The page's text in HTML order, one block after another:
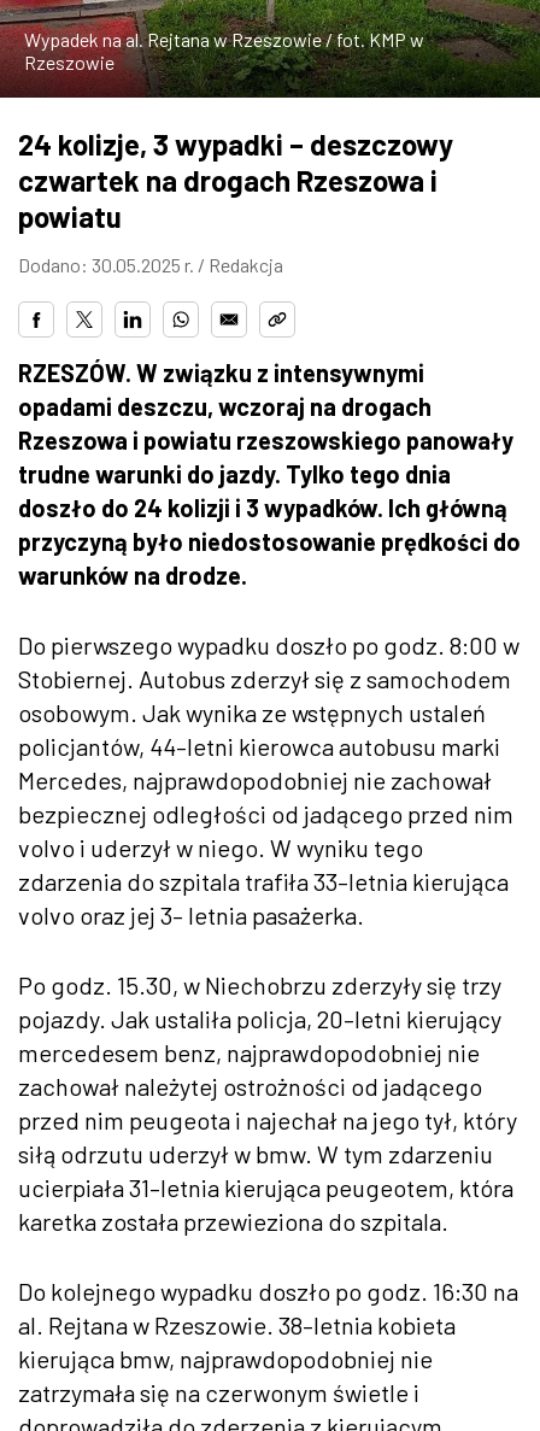
ZDJĘCIA
W RZESZOWIE
Wypadek na al. Rejtana w Rzeszowie / fot. KMP w
Rzeszowie
24 kolizje, 3 wypadki – deszczowy
czwartek na drogach Rzeszowa i
powiatu
Dodano: 30.05.2025 r. / Redakcja
RZESZÓW. W związku z intensywnymi
opadami deszczu, wczoraj na drogach
Rzeszowa i powiatu rzeszowskiego panowały
trudne warunki do jazdy. Tylko tego dnia
doszło do 24 kolizji i 3 wypadków. Ich główną
przyczyną było niedostosowanie prędkości do
warunków na drodze.
Do pierwszego wypadku doszło po godz. 8:00 w
Stobiernej. Autobus zderzył się z samochodem
osobowym. Jak wynika ze wstępnych ustaleń
policjantów, 44–letni kierowca autobusu marki
Mercedes, najprawdopodobniej nie zachował
bezpiecznej odległości od jadącego przed nim
volvo i uderzył w niego. W wyniku tego
zdarzenia do szpitala trafiła 33–letnia kierująca
volvo oraz jej 3– letnia pasażerka.
Po godz. 15.30, w Niechobrzu zderzyły się trzy
pojazdy. Jak ustaliła policja, 20–letni kierujący
mercedesem benz, najprawdopodobniej nie
zachował należytej ostrożności od jadącego
przed nim peugeota i najechał na jego tył, który
siłą odrzutu uderzył w bmw. W tym zdarzeniu
ucierpiała 31–letnia kierująca peugeotem, która
karetka została przewieziona do szpitala.
Do kolejnego wypadku doszło po godz. 16:30 na
al. Rejtana w Rzeszowie. 38–letnia kobieta
kierująca bmw, najprawdopodobniej nie
zatrzymała się na czerwonym świetle i